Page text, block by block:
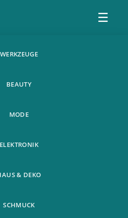
☰
WERKZEUGE
BEAUTY
MODE
ELEKTRONIK
& DEKO
SCHMUCK